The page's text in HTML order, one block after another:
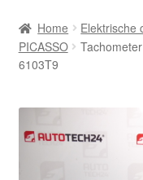
Algemene
Betalingen
Contact
Home Elektrische
PICASSO
6103T9